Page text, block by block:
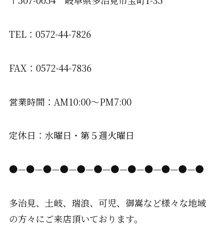
TEL：0572-44-7826
FAX：0572-44-7836
営業時間：AM10:00〜PM7:00
定休日：水曜日・第５週火曜日
●—●—●—●—●—●—●—●—●—●—●—●
多治見、土岐、瑞浪、可児、御嵩など様々な地域
の方々にご来店頂いております。